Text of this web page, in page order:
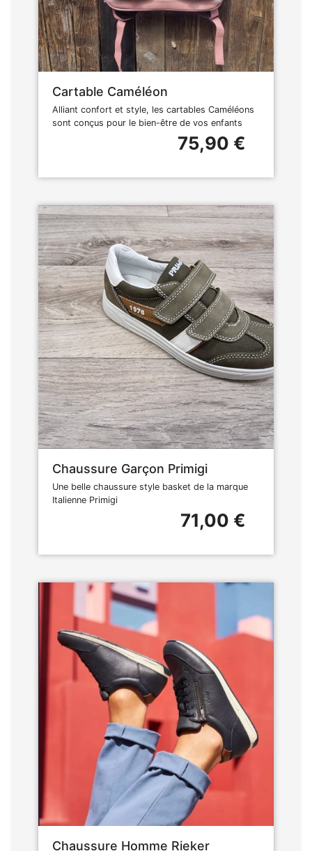
Cartable Caméléon
Alliant confort et style, les cartables Caméléons
sont conçus pour le bien-être de vos enfants
75,90 €
Chaussure Garçon Primigi
Une belle chaussure style basket de la marque
Italienne Primigi
71,00 €
Chaussure Homme Rieker